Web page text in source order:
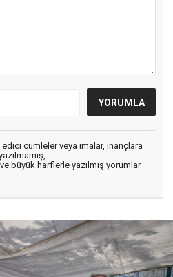
cümleler veya imalar, inançlara
büyük harflerle yazılmış yorumlar